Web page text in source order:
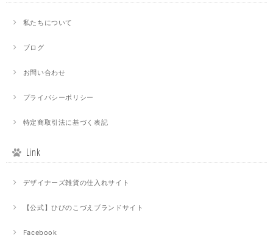
私たちについて
ブログ
お問い合わせ
プライバシーポリシー
特定商取引法に基づく表記
Link
デザイナーズ雑貨の仕入れサイト
【公式】ひびのこづえブランドサイト
Facebook